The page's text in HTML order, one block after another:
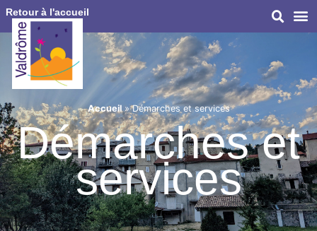
Retour à l'accueil
Accueil»Démarches et services
Démarches et
services